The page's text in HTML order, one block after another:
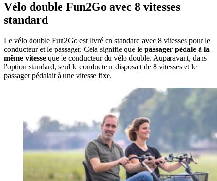
Vélo double Fun2Go avec 8 vitesses
standard
Le vélo double Fun2Go est livré en standard avec 8 vitesses pour le
conducteur et le passager. Cela signifie que le passager pédale à la
même vitesse que le conducteur du vélo double. Auparavant, dans
l'option standard, seul le conducteur disposait de 8 vitesses et le
passager pédalait à une vitesse fixe.